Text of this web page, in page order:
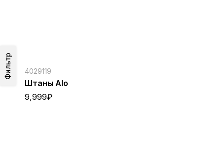
Фильтр 4029119
Штаны Alo
9,999₽